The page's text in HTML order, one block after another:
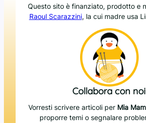
Questo sito è finanziato, prodotto e
Raoul Scarazzini, la cui madre usa
Collabora con
Vorresti scrivere articoli per Mia
proporre temi o segnalare